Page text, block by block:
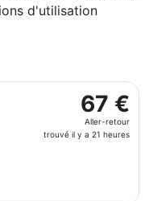
d'utilisation
67 €
Aller-
retour,
67 €
Aller-retour
trouvé il y a 21 heures
le lun 5 oct. de